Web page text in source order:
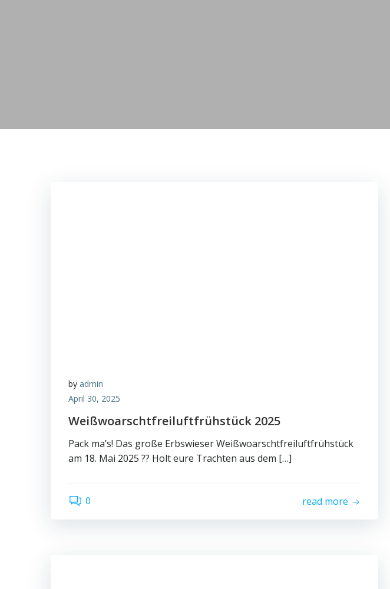
by admin
April 30, 2025
Weißwoarschtfreiluftfrühstück 2025
Pack ma’s! Das große Erbswieser Weißwoarschtfreiluftfrühstück
am 18. Mai 2025 ?? Holt eure Trachten aus dem […]
0 read more